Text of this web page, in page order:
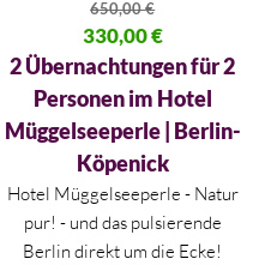
650,00€
Ursprünglicher Preis war:
330,00€
Aktueller Preis ist: 330,00 €.
2 Übernachtungen für 2
Personen im Hotel
Müggelseeperle | Berlin-
Köpenick
Hotel Müggelseeperle - Natur
pur! - und das pulsierende
Berlin direkt um die Ecke!